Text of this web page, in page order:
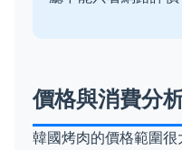
價格與消費分
韓國烤肉的價格範圍